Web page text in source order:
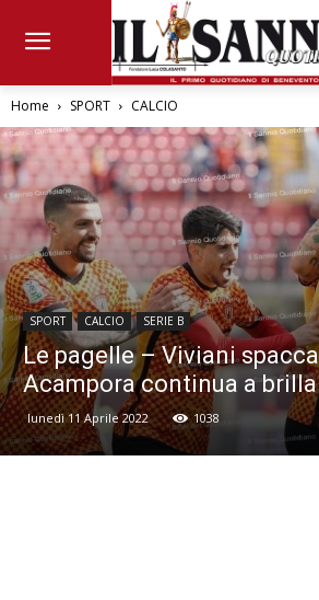
Home SPORT CALCIO
SPORT CALCIO SERIE B
Le pagelle – Viviani
Acampora continua a
lunedì 11 Aprile 2022 1038